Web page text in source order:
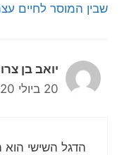
שבין המוסר לחיים
יואב בן
20 ביולי 2020 בשעה 08:38
הדגל השישי